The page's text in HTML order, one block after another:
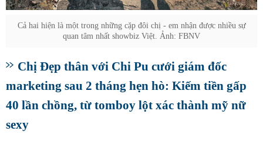
Cả hai hiện là một trong những cặp đôi chị - em nhận được nhiều sự
quan tâm nhất showbiz Việt. Ảnh: FBNV
Chị Đẹp thân với Chi Pu cưới giám đốc
marketing sau 2 tháng hẹn hò: Kiếm tiền gấp
40 lần chồng, từ tomboy lột xác thành mỹ nữ
sexy